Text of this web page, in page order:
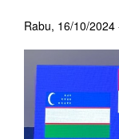
Rabu, 16/10/2024